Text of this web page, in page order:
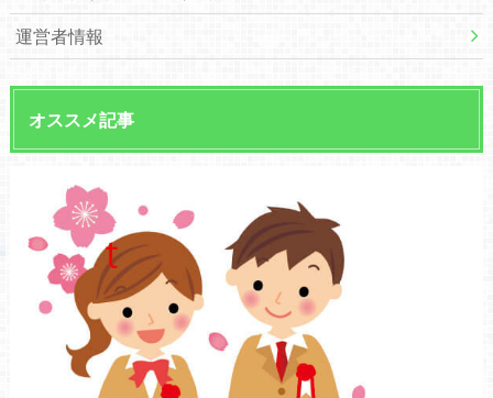
運営者情報
オススメ記事